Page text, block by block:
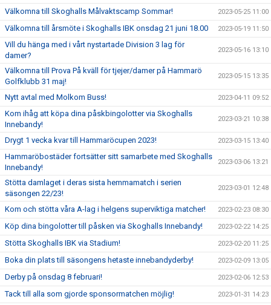
Välkomna till Skoghalls Målvaktscamp Sommar! 2023-05-25 11:00
Välkomna till årsmöte i Skoghalls IBK onsdag 21 juni 18.00 2023-05-19 11:50
Vill du hänga med i vårt nystartade Division 3 lag för
damer?
2023-05-16 13:10
Välkomna till Prova På kväll för tjejer/damer på Hammarö
Golfklubb 31 maj!
2023-05-15 13:35
Nytt avtal med Molkom Buss! 2023-04-11 09:52
Kom ihåg att köpa dina påskbingolotter via Skoghalls
Innebandy!
2023-03-21 10:38
Drygt 1 vecka kvar till Hammaröcupen 2023! 2023-03-15 13:40
Hammaröbostäder fortsätter sitt samarbete med Skoghalls
Innebandy!
2023-03-06 13:21
Stötta damlaget i deras sista hemmamatch i serien
säsongen 22/23!
2023-03-01 12:48
Kom och stötta våra A-lag i helgens superviktiga matcher! 2023-02-23 08:30
Köp dina bingolotter till påsken via Skoghalls Innebandy! 2023-02-22 14:25
Stötta Skoghalls IBK via Stadium! 2023-02-20 11:25
Boka din plats till säsongens hetaste innebandyderby! 2023-02-09 13:05
Derby på onsdag 8 februari! 2023-02-06 12:53
Tack till alla som gjorde sponsormatchen möjlig! 2023-01-31 14:23